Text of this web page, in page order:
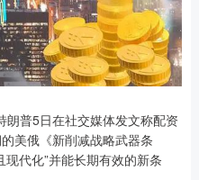
朗普5日在社交媒体发文称配资
美俄《新削减战略武器条
代化”并能长期有效的新条